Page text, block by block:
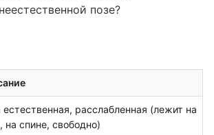
позе?
естественная, расслабленная (лежит на
на спине, свободно)